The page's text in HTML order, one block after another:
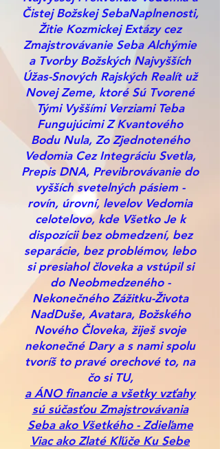
Čistej Božskej SebaNaplnenosti,
Žitie Kozmickej Extázy cez
Zmajstrovávanie Seba Alchýmie
a Tvorby Božských Najvyšších
Úžas-Snových Rajských Realít už
Novej Zeme, ktoré Sú Tvorené
Tými Vyššími Verziami Teba
Fungujúcimi Z Kvantového
Bodu Nula, Zo Zjednoteného
Vedomia Cez Integráciu Svetla,
Prepis DNA, Previbrovávanie do
vyšších svetelných pásiem -
rovín, úrovní, levelov Vedomia
celotelovo, kde Všetko Je k
dispozícii bez obmedzení, bez
separácie, bez problémov, lebo
si presiahol človeka a vstúpil si
do Neobmedzeného -
Nekonečného Zážitku-Života
NadDuše, Avatara, Božského
Nového Človeka, žiješ svoje
nekonečné Dary a s nami spolu
tvoríš to pravé orechové to, na
čo si TU,
a ÁNO financie a všetky vzťahy
sú súčasťou Zmajstrovávania
Seba ako Všetkého - Zdieľame
Viac ako Zlaté Kľúče Ku Sebe